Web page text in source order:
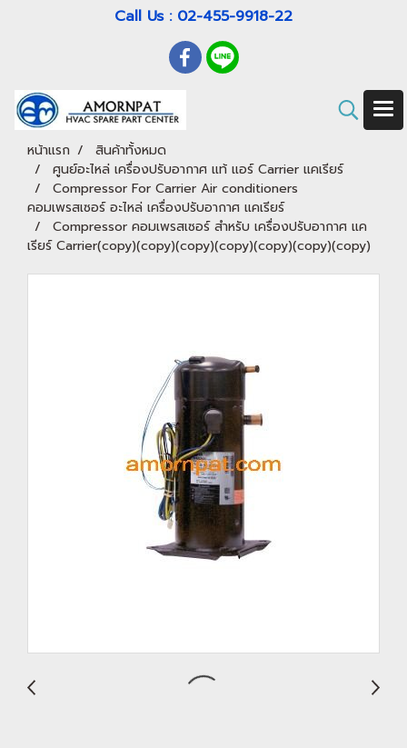
Call Us : 02-455-9918-22
หน้าแรก
สินค้าทั้งหมด
ศูนย์อะไหล่ เครื่องปรับอากาศ แท้ แอร์ Carrier แคเรียร์
Compressor For Carrier Air conditioners
คอมเพรสเซอร์ อะไหล่ เครื่องปรับอากาศ แคเรียร์
Compressor คอมเพรสเซอร์ สำหรับ เครื่องปรับอากาศ แค
เรียร์ Carrier(copy)(copy)(copy)(copy)(copy)(copy)(copy)